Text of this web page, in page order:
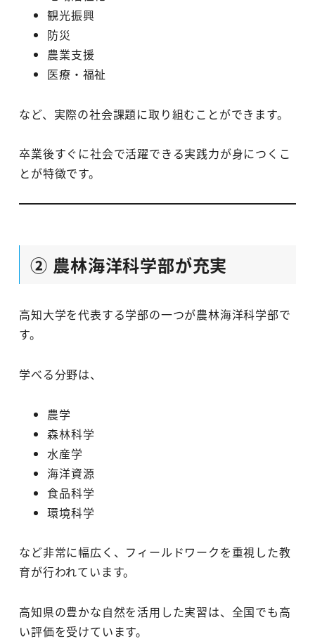
観光振興
防災
農業支援
医療・福祉
など、実際の社会課題に取り組むことができます。
卒業後すぐに社会で活躍できる実践力が身につくこ
とが特徴です。
② 農林海洋科学部が充実
高知大学を代表する学部の一つが農林海洋科学部で
す。
学べる分野は、
農学
森林科学
水産学
海洋資源
食品科学
環境科学
など非常に幅広く、フィールドワークを重視した教
育が行われています。
高知県の豊かな自然を活用した実習は、全国でも高
い評価を受けています。